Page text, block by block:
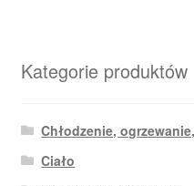
Kategorie produktów
Chłodzenie,
Ciało